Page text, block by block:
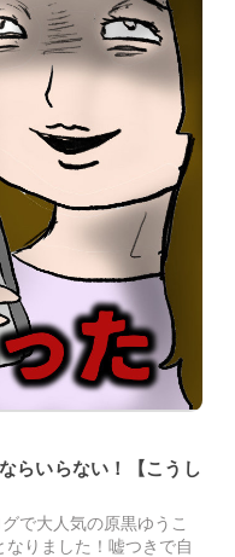
らいらない！【こうし
で大人気の原黒ゆうこ
りました！嘘つきで自